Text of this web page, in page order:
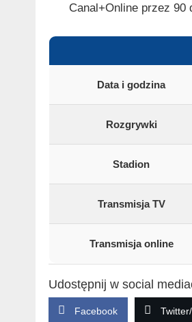
Canal+Online przez 90
Data i godzina
Rozgrywki
Stadion
Transmisja TV
Transmisja online
Udostępnij w social
Facebook